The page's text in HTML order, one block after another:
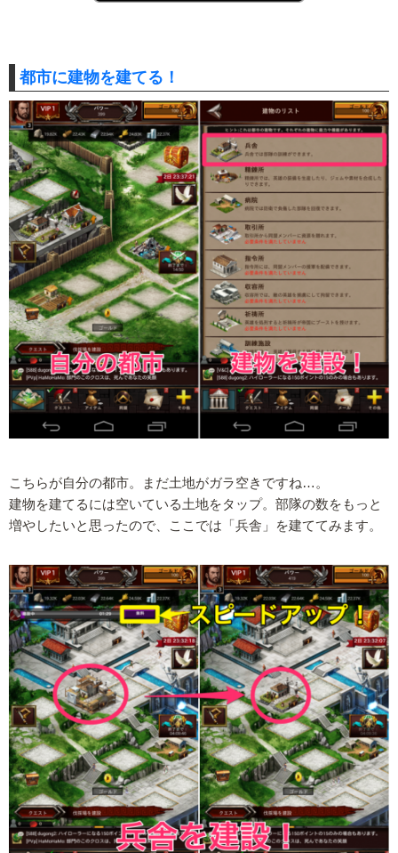
都市に建物を建てる！
こちらが自分の都市。まだ土地がガラ空きですね…。
建物を建てるには空いている土地をタップ。部隊の数をもっと
増やしたいと思ったので、ここでは「兵舎」を建ててみます。